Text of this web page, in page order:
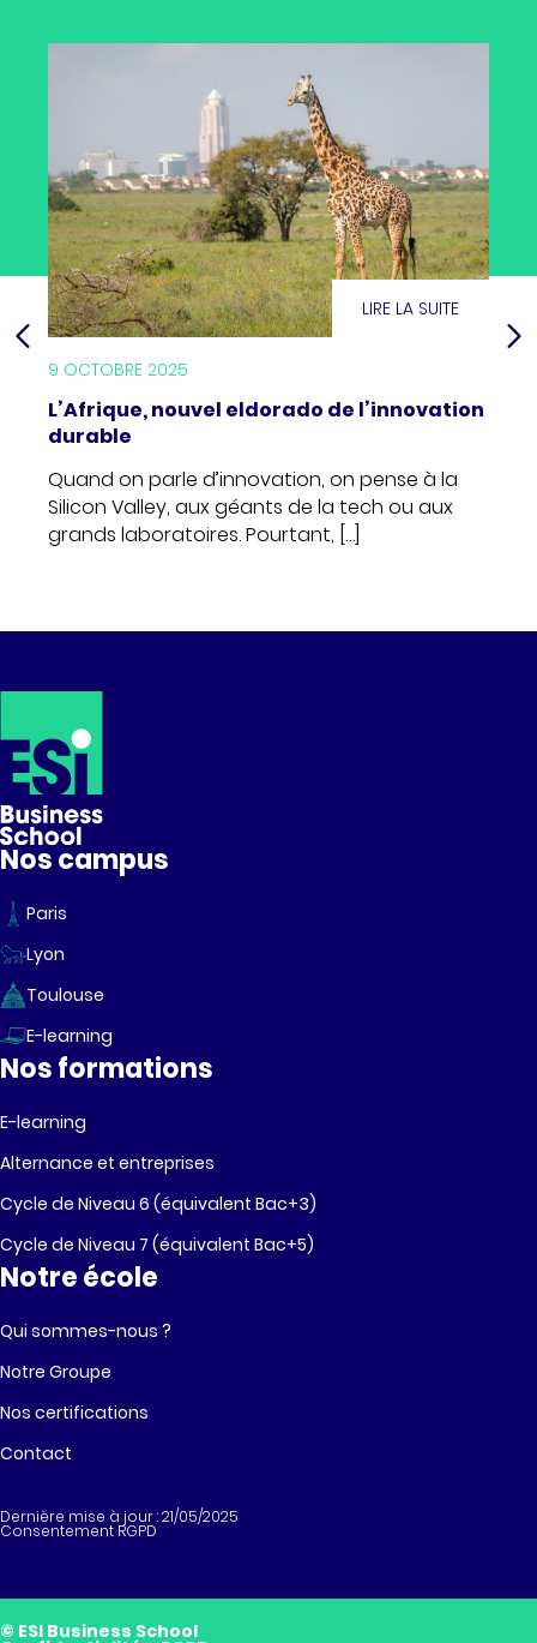
LIRE LA SUITE
9 OCTOBRE 2025
L’Afrique, nouvel eldorado de l’innovation
durable
Quand on parle d’innovation, on pense à la
Silicon Valley, aux géants de la tech ou aux
grands laboratoires. Pourtant, […]
Nos campus
Paris
Lyon
Toulouse
E-learning
Nos formations
E-learning
Alternance et entreprises
Cycle de Niveau 6 (équivalent Bac+3)
Cycle de Niveau 7 (équivalent Bac+5)
Notre école
Qui sommes-nous ?
Notre Groupe
Nos certifications
Contact
Dernière mise à jour : 21/05/2025
Consentement RGPD
© ESI Business School